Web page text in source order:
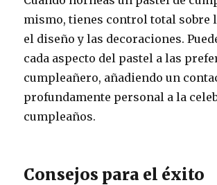
mismo, tienes control total sobre
el diseño y las decoraciones.
cada aspecto del pastel a las
cumpleañero, añadiendo un
profundamente personal a la
cumpleaños.
Consejos para el éxito